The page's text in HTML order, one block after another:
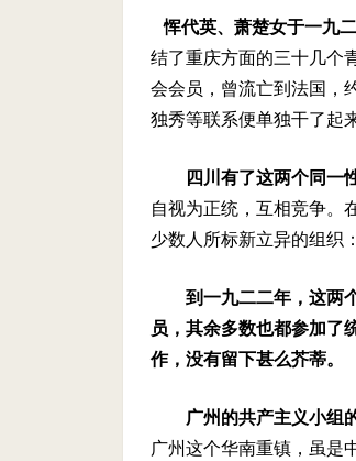
恽代英、萧楚女于一九二
结了重庆方面的三十几个
会会员，曾流亡到法国，
独秀等联系便单独干了起
四川有了这两个同一
自视为正统，互相竞争。
少数人所标新立异的组织
到一九二二年，这两
员，其余多数也都参加了
作，没有留下甚么芥蒂。
广州的共产主义小组
广州这个华南重镇，虽是